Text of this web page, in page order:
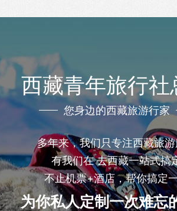
西藏青年旅行社
您身边的西藏旅游行家
多年来，我们只专注西藏旅
有我们在 去西藏一站式搞
不止机票+酒店，帮你搞定
为你私人定制一次难忘